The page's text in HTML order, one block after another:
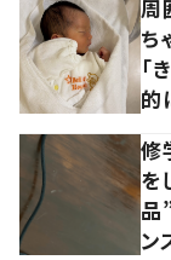
周
ち
「
的
修
を
品
ン